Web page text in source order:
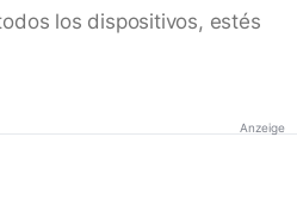
los dispositivos, estés
Anzeige